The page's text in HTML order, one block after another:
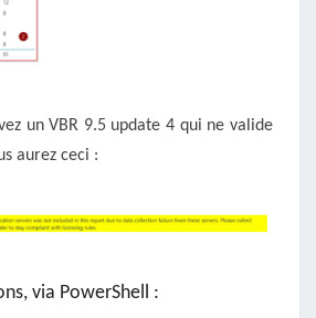
un VBR 9.5 update 4 qui ne valide
aurez ceci :
via PowerShell :